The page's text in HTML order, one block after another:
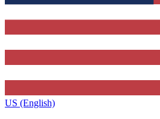
US (English)